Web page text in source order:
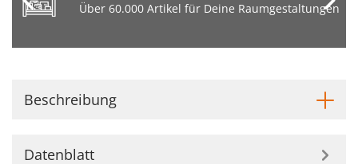
Über 60.000 Artikel für Deine Raumgestaltungen
Beschreibung
Datenblatt